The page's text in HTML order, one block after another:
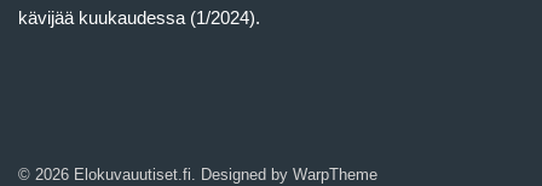
kävijää kuukaudessa (1/2024).
© 2026 Elokuvauutiset.fi. Designed by WarpTheme